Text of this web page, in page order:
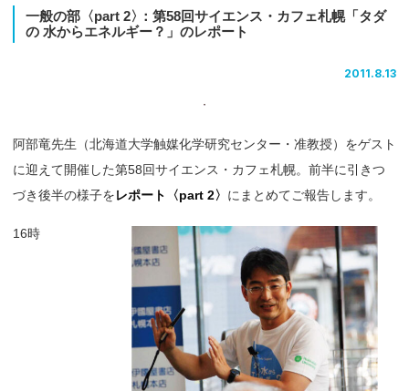
一般の部 〈part 2〉 ：第58回サイエンス ・ カフェ札幌「タダ
の 水からエネルギー？」 のレポート
2011.8.13
阿部竜先生（北海道大学触媒化学研究センター・准教授）をゲスト
に迎えて開催した第58回サイエンス・カフェ札幌。前半に引きつ
づき後半の様子をレポート〈part 2〉 にまとめてご報告します。
16時